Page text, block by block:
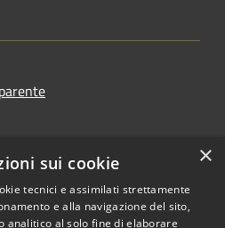
×
sui cookie
tecnici e assimilati strettamente
e alla navigazione del sito,
analitico al solo fine di elaborare